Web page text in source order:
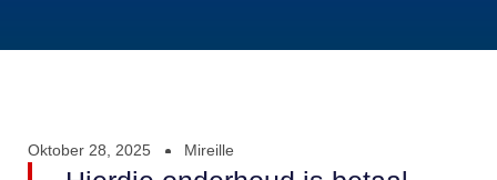
Oktober 28, 2025 Mireille